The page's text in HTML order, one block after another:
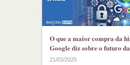
O que a maior compra da
Google diz sobre o futuro
21/03/2025